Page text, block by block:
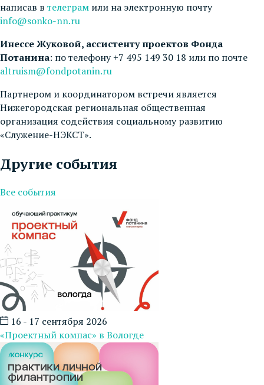
написав в телеграм или на электронную почту
info@sonko-nn.ru
Инессе Жуковой, ассистенту проектов Фонда
Потанина: по телефону +7 495 149 30 18 или по почте
altruism@fondpotanin.ru
Партнером и координатором встречи является
Нижегородская региональная общественная
организация содействия социальному развитию
«Служение-НЭКСТ».
Другие события
Все события
16 - 17 сентября 2026
«Проектный компас» в Вологде